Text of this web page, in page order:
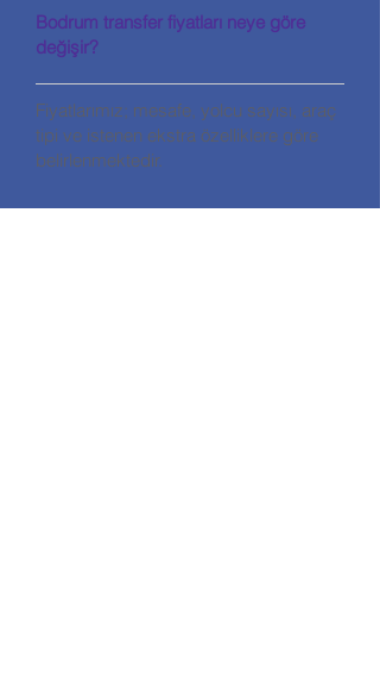
Bodrum transfer fiyatları neye göre
değişir?
Fiyatlarımız; mesafe, yolcu sayısı, araç
tipi ve istenen ekstra özelliklere göre
belirlenmektedir.